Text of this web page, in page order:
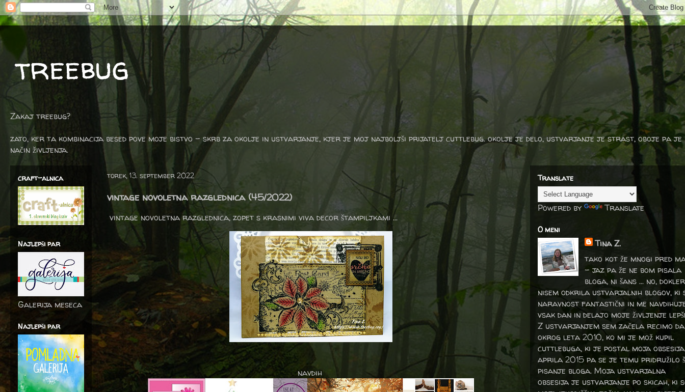
treebug
Zakaj treebug?
zato, ker ta kombinacija besed pove moje bistvo - skrb za okolje in ustvarjanje, kjer je moj najboljši prijatelj cuttlebug. okolje je delo, ustvarjanje je strast, oboje pa je
način življenja.
torek, 13. september 2022
vintage novoletna razglednica (45/2022)
vintage novoletna razglednica, zopet s krasnimi viva decor štampiljkami ...
navdih
craft-alnica
Najlepši par
Galerija meseca
Najlepši par
Translate
Powered by Translate
O meni
Tina Z.
tako kot že mnogi pred
- jaz pa že ne bom pisala
bloga, ni šans ... no, dokler
nisem odkrila ustvarjalnih blogov, ki
naravnost fantastični in me
vsak dan in delajo moje življenje
Z ustvarjanjem sem začela recimo da
okrog leta 2010, ko mi je mož kupil
cuttlebuga, ki je postal moja
aprila 2015 pa se je temu pridružilo
pisanje bloga. Moja ustvarjalna
obsesija je ustvarjanje po skicah, ki